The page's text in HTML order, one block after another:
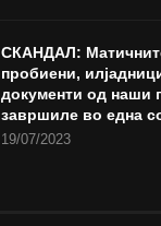
СКАНДАЛ:
пробиени,
документи од наши
завршиле во една
19/07/2023